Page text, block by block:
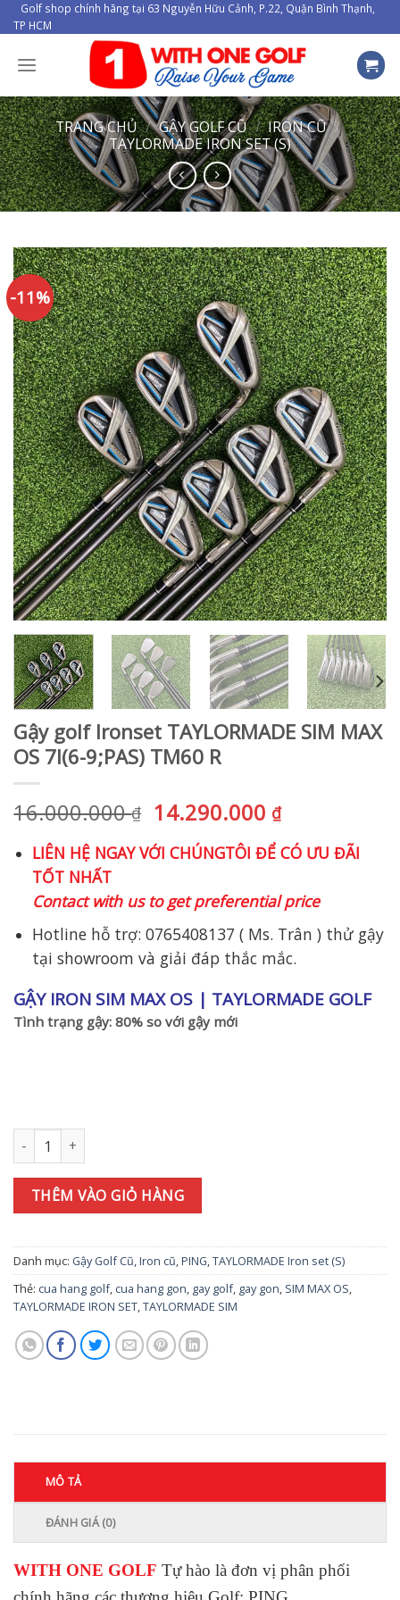
Skip
to
content
Golf shop chính hãng tại 63 Nguyễn Hữu Cảnh, P.22, Quận Bình Thạnh,
TP HCM
TRANG CHỦ / GẬY GOLF CŨ / IRON CŨ /
TAYLORMADE IRON SET (S)
-11%
Gậy golf Ironset TAYLORMADE SIM MAX
OS 7I(6-9;PAS) TM60 R
16.000.000₫
Giá
gốc
là:
14.290.000 ₫Giá
hiện
tại
14.290.000
LIÊN HỆ NGAY VỚI CHÚNGTÔI ĐỂ CÓ ƯU ĐÃI
TỐT NHẤT
Contact with us to get preferential price
Hotline hỗ trợ: 0765408137 ( Ms. Trân ) thử gậy
tại showroom và giải đáp thắc mắc.
GẬY IRON SIM MAX OS | TAYLORMADE GOLF
Tình trạng gậy: 80% so với gậy mới
THÊM VÀO GIỎ HÀNG
Danh mục: Gậy Golf Cũ,Iron cũ,PING,TAYLORMADE Iron set (S)
Thẻ: cua hang golf, cua hang gon, gay golf, gay gon, SIM MAX OS,
TAYLORMADE IRON SET,TAYLORMADE SIM
MÔ TẢ
ĐÁNH GIÁ (0)
WITH ONE GOLF Tự hào là đơn vị phân phối